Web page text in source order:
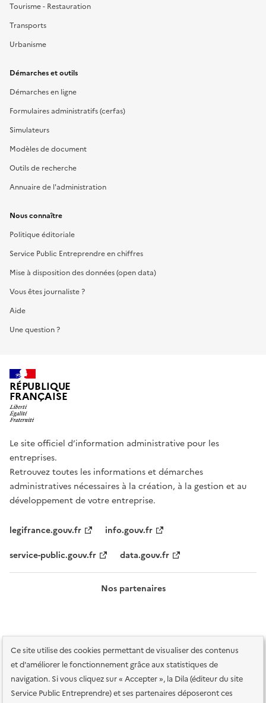
Ce site utilise des cookies permettant de visualiser des contenus
et d'améliorer le fonctionnement grâce aux statistiques de
navigation. Si vous cliquez sur « Accepter », la Dila (éditeur du site
Service Public Entreprendre) et ses partenaires déposeront ces
Tourisme - Restauration
Transports
Urbanisme
Démarches et outils
Démarches en ligne
Formulaires administratifs (cerfas)
Simulateurs
Modèles de document
Outils de recherche
Annuaire de l'administration
Nous connaître
Politique éditoriale
Service Public Entreprendre en chiffres
Mise à disposition des données (open data)
Vous êtes journaliste ?
Aide
Une question ?
RÉPUBLIQUE
FRANÇAISE
Le site officiel d’information administrative pour les
entreprises.
Retrouvez toutes les informations et démarches
administratives nécessaires à la création, à la gestion et au
développement de votre entreprise.
legifrance.gouv.fr
info.gouv.fr
service-public.gouv.fr
data.gouv.fr
Nos partenaires
Plan du site Accessibilité : totalement conforme Accessibilité des